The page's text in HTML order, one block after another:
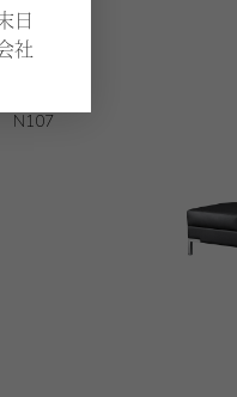
日
社
N107